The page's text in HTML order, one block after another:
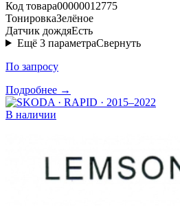
Код товара00000012775
ТонировкаЗелёное
Датчик дождяЕсть
Ещё 3 параметраСвернуть
По запросу
Подробнее →
В наличии